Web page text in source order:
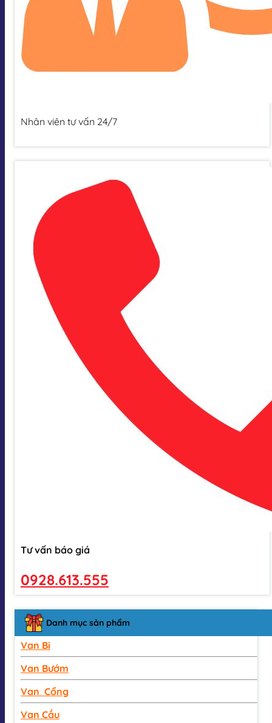
Nhân viên tư vấn 24/7
Tư vấn báo giá
0928.613.555
Danh mục sản phẩm
Van Bi
Van Bướm
Van Cổng
Van Cầu